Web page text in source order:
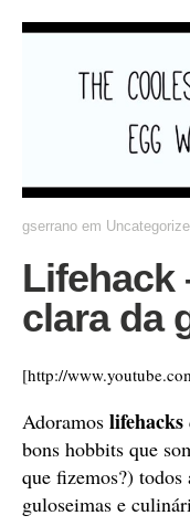
gserrano em
Lifehack
clara da
[http://
Adoramos lifehacks
bons hobbits que
que fizemos?)
guloseimas e